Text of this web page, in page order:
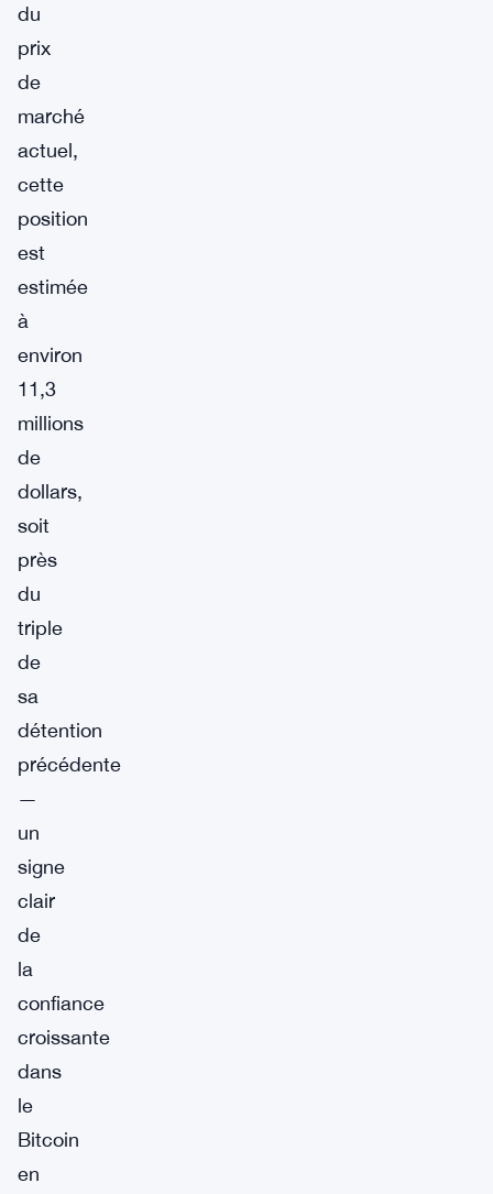
du
prix
de
marché
actuel,
cette
position
est
estimée
à
environ
11,3
millions
de
dollars,
soit
près
du
triple
de
sa
détention
précédente
—
un
signe
clair
de
la
confiance
croissante
dans
le
Bitcoin
en